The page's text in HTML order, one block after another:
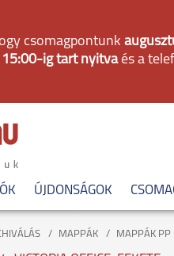
csomagpontunk
15:00-ig tart nyitvaés a
ÚJDONSÁGOK
MAPPÁK MAPPÁK PP